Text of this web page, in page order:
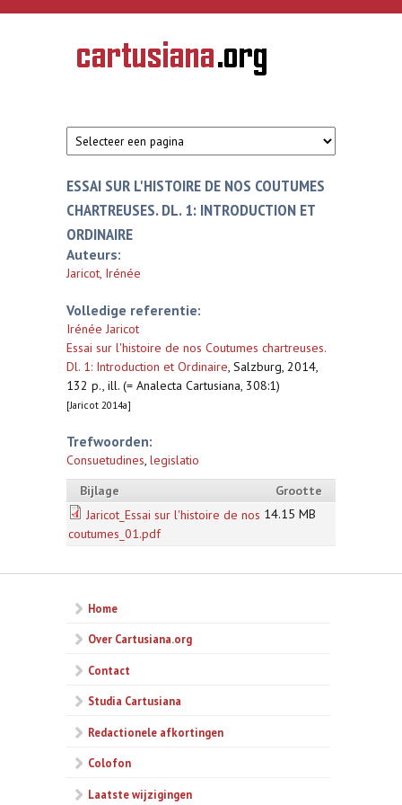
Overslaan en naar de inhoud gaan
CARTUSIANA
Geschiedenis
van de
ESSAI SUR L'HISTOIRE DE NOS COUTUMES
CHARTREUSES. DL. 1: INTRODUCTION ET
ORDINAIRE
Auteurs:
Jaricot, Irénée
Volledige referentie:
Irénée Jaricot
Essai sur l'histoire de nos Coutumes chartreuses.
Dl. 1: Introduction et Ordinaire, Salzburg, 2014,
132 p., ill. (= Analecta Cartusiana, 308:1)
[Jaricot 2014a]
Trefwoorden:
Consuetudines, legislatio
Bijlage
Grootte
Jaricot_Essai sur l'histoire de nos
coutumes_01.pdf
14.15 MB
Home
Over Cartusiana.org
Contact
Studia Cartusiana
Redactionele afkortingen
Colofon
Laatste wijzigingen